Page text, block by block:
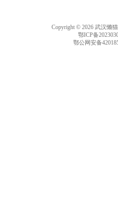
Copyright © 2026 武汉懒
鄂ICP备
鄂公网安备